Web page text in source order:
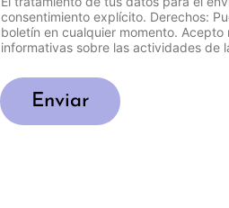
consentimiento explícito. Derechos: Puedes darte de baja del
boletín en cualquier momento.
informativas sobre las actividades de
Enviar